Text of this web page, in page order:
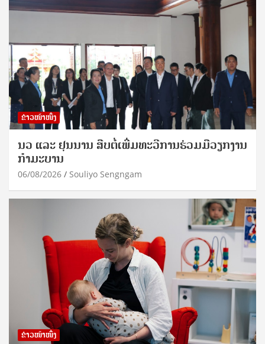
ຂ່າວໜ້າໜຶ່ງ
ນວ ແລະ ຢຸນນານ ສືບຕໍ່ເພີ່ມທະວີການຮ່ວມມືວຽກງານ
ກຳມະບານ
06/08/2026 Souliyo Sengngam
ຂ່າວໜ້າໜຶ່ງ